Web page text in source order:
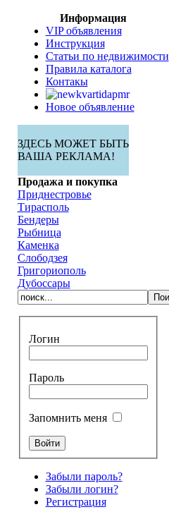
Информация
VIP объявления
Инструкция
Статьи по недвижимости
Правила каталога
Контакы
Новое объявление
ЗДЕСЬ МОЖЕТ БЫТЬ
ВАША РЕКЛАМА!
Продажа и покупка
Приднестровье
Тирасполь
Бендеры
Рыбница
Каменка
Слободзея
Григориополь
Дубоссары
Логин
Пароль
Запомнить меня
Забыли пароль?
Забыли логин?
Регистрация